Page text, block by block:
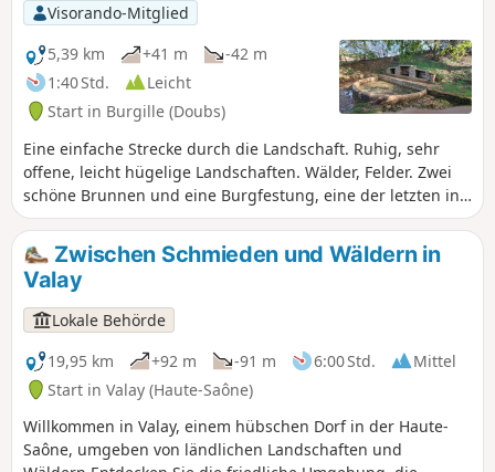
Visorando-Mitglied
5,39 km
+41 m
-42 m
1:40 Std.
Leicht
Start in Burgille (Doubs)
Eine einfache Strecke durch die Landschaft. Ruhig, sehr
offene, leicht hügelige Landschaften. Wälder, Felder. Zwei
schöne Brunnen und eine Burgfestung, eine der letzten in
der Franche-Comté, deren Bergfried noch steht.
Zwischen Schmieden und Wäldern in
Valay
Lokale Behörde
19,95 km
+92 m -91 m 6:00 Std.
Mittel
Start in Valay (Haute-Saône)
Willkommen in Valay, einem hübschen Dorf in der Haute-
Saône, umgeben von ländlichen Landschaften und